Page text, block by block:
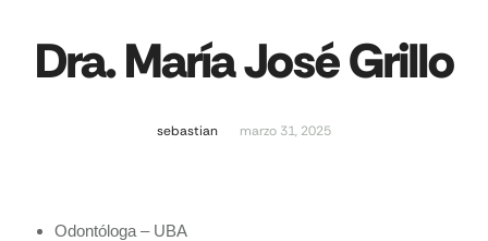
Dra. María José Grillo
sebastian marzo 31, 2025
Odontóloga – UBA